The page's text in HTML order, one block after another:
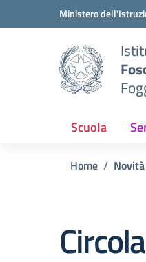
Vai ai contenuti
Vai al menu di navigazione
Ministero
Scuola
Home Novità